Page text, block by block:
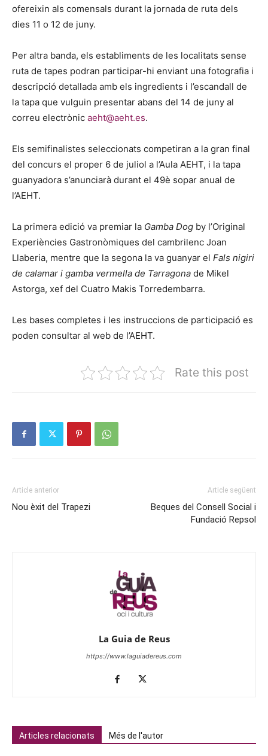
ofereixin als comensals durant la jornada de ruta dels
dies 11 o 12 de juny.
Per altra banda, els establiments de les localitats sense
ruta de tapes podran participar-hi enviant una fotografia i
descripció detallada amb els ingredients i l’escandall de
la tapa que vulguin presentar abans del 14 de juny al
correu electrònic aeht@aeht.es.
Els semifinalistes seleccionats competiran a la gran final
del concurs el proper 6 de juliol a l’Aula AEHT, i la tapa
guanyadora s’anunciarà durant el 49è sopar anual de
l’AEHT.
La primera edició va premiar la Gamba Dog by l’Original
Experiències Gastronòmiques del cambrilenc Joan
Llaberia, mentre que la segona la va guanyar el Fals nigiri
de calamar i gamba vermella de Tarragona de Mikel
Astorga, xef del Cuatro Makis Torredembarra.
Les bases completes i les instruccions de participació es
poden consultar al web de l’AEHT.
Rate this post
Article anterior
Nou èxit del Trapezi
Article següent
Beques del Consell Social i
Fundació Repsol
La Guia de Reus
https://www.laguiadereus.com
Articles relacionats Més de l'autor